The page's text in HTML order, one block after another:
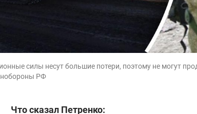
силы несут большие потери, поэтому не могут
РФ
Что сказал Петренко: